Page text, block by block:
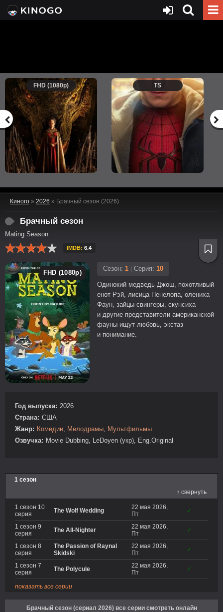
FHD (1080p) TS
Киного » 2026 » Брачный сезон (2026)
Брачный сезон
Mating Season
IMDB: 6.4
FHD (1080p)
Сезон: 1 Серия: 10
Одинокий медведь Джош, похотливый
енот Рэй, лисица Пенелопа, олениха
Фаун, зайцы-свингеры, скунсиха
и другие представители американской
фауны ищут любовь, экстаз
и понимание.
Год выпуска: 2026
Страна: США
Жанр: Комедии Мелодрамы
Мультфильмы
Озвучка: Movie Dubbing, LeDoyen (укр), Eng.Original
1 сезон
↑ свернуть
1 сезон 10
серия
The Wolf Wedding
22 мая 2026,
Пт
✓
1 сезон 9
серия
The All-Nighter
22 мая 2026,
Пт
✓
1 сезон 8
серия
The Passion of Raynal
Skidski
22 мая 2026,
Пт
✓
1 сезон 7
серия
The Polycule
22 мая 2026,
Пт
✓
показать все серии
Брачный сезон (сериал 2026) все серии смотреть онлайн